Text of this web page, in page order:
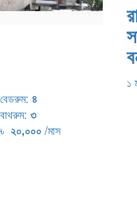
১
বেডরুম: ৪
বাথরুম: ৩
৳ ২০,০০০ /মাস